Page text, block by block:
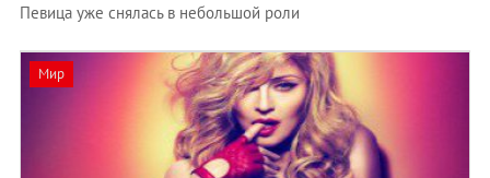
Певица уже снялась в небольшой роли
Мир